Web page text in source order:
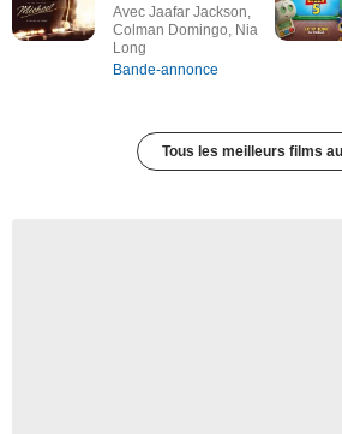
Avec Jaafar Jackson,
Colman Domingo, Nia
Long
Bande-annonce
Tous les meilleurs films